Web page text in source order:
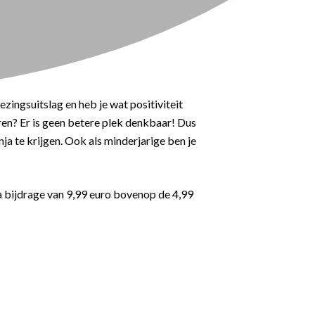
en heb je wat positiviteit
Er is geen betere plek denkbaar! Dus
te krijgen. Ook als minderjarige ben je
van 9,99 euro bovenop de 4,99